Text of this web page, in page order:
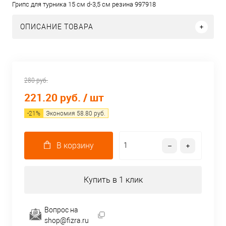
Грипс для турника 15 см d-3,5 см резина 997918
ОПИСАНИЕ ТОВАРА
280 руб.
221.20 руб. / шт
-21 % Экономия 58.80 руб.
В корзину
Купить в 1 клик
Вопрос на
shop@fizra.ru